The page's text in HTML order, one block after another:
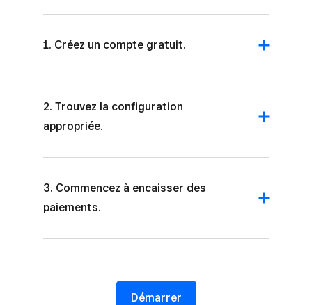
1. Créez un compte gratuit.
2. Trouvez la configuration
appropriée.
3. Commencez à encaisser des
paiements.
Démarrer